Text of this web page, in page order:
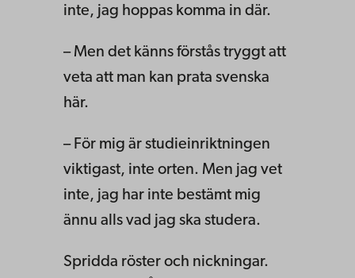
inte, jag hoppas komma in där.
– Men det känns förstås tryggt att
veta att man kan prata svenska
här.
– För mig är studieinriktningen
viktigast, inte orten. Men jag vet
inte, jag har inte bestämt mig
ännu alls vad jag ska studera.
Spridda röster och nickningar.